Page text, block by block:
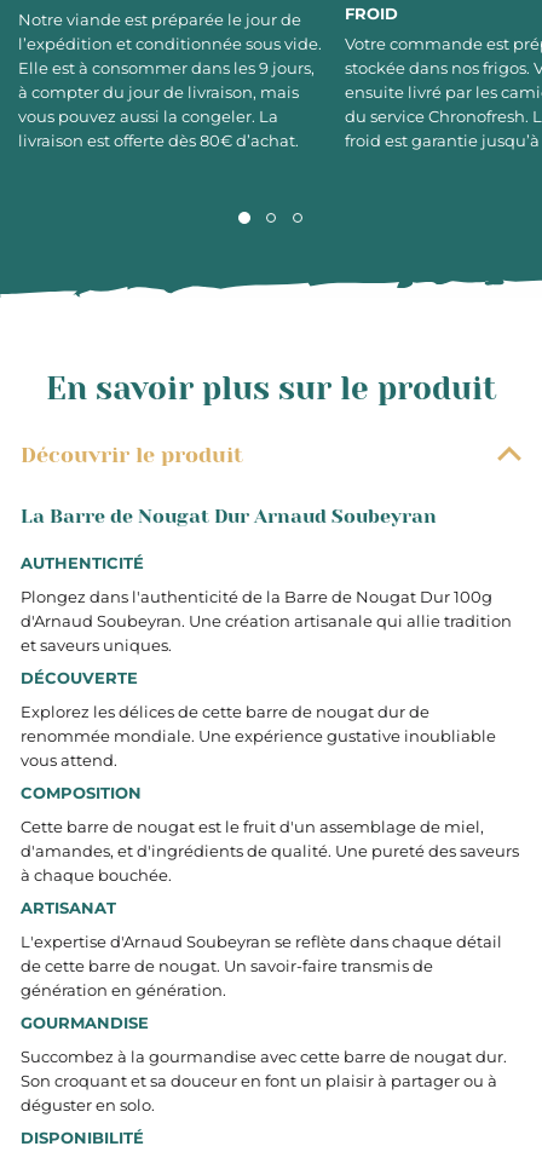
Notre viande est préparée le jour de
l’expédition et conditionnée sous vide.
Elle est à consommer dans les 9 jours,
à compter du jour de livraison, mais
vous pouvez aussi la congeler. La
livraison est offerte dès 80€ d’achat.
FROID
Votre commande est
stockée dans nos frigos.
ensuite livré par les
du service Chronofresh.
froid est garantie
En savoir plus sur le produit
Découvrir le produit
La Barre de Nougat Dur Arnaud Soubeyran
AUTHENTICITÉ
Plongez dans l'authenticité de la Barre de Nougat Dur 100g
d'Arnaud Soubeyran. Une création artisanale qui allie tradition
et saveurs uniques.
DÉCOUVERTE
Explorez les délices de cette barre de nougat dur de
renommée mondiale. Une expérience gustative inoubliable
vous attend.
COMPOSITION
Cette barre de nougat est le fruit d'un assemblage de miel,
d'amandes, et d'ingrédients de qualité. Une pureté des saveurs
à chaque bouchée.
ARTISANAT
L'expertise d'Arnaud Soubeyran se reflète dans chaque détail
de cette barre de nougat. Un savoir-faire transmis de
génération en génération.
GOURMANDISE
Succombez à la gourmandise avec cette barre de nougat dur.
Son croquant et sa douceur en font un plaisir à partager ou à
déguster en solo.
DISPONIBILITÉ